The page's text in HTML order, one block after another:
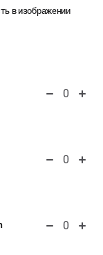
в изображении
0
0
0